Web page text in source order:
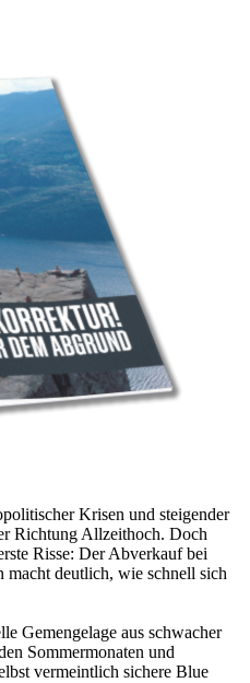
Krisen und steigender
Richtung Allzeithoch. Doch
Risse: Der Abverkauf bei
deutlich, wie schnell sich
Gemengelage aus schwacher
Sommermonaten und
vermeintlich sichere Blue